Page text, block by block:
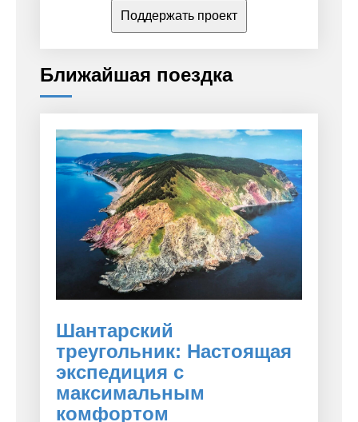
Поддержать проект
Ближайшая поездка
Шантарский
треугольник: Настоящая
экспедиция с
максимальным
комфортом